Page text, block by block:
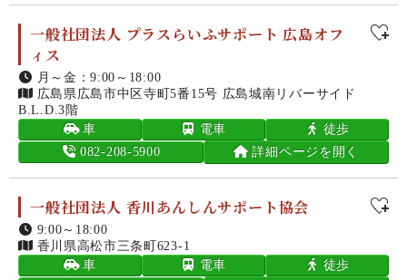
一般社団法人 プラスらいふサポート 広島オフ
ィス
月～金：9:00～18:00
広島県広島市中区寺町5番15号 広島城南リバーサイド
B.L.D.3階
車
電車
徒歩
082-208-5900
詳細ページを開く
一般社団法人 香川あんしんサポート協会
9:00～18:00
香川県高松市三条町623-1
車
電車
徒歩